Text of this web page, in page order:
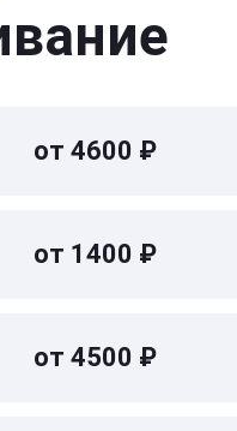
от 4600 ₽
от 1400 ₽
от 4500 ₽